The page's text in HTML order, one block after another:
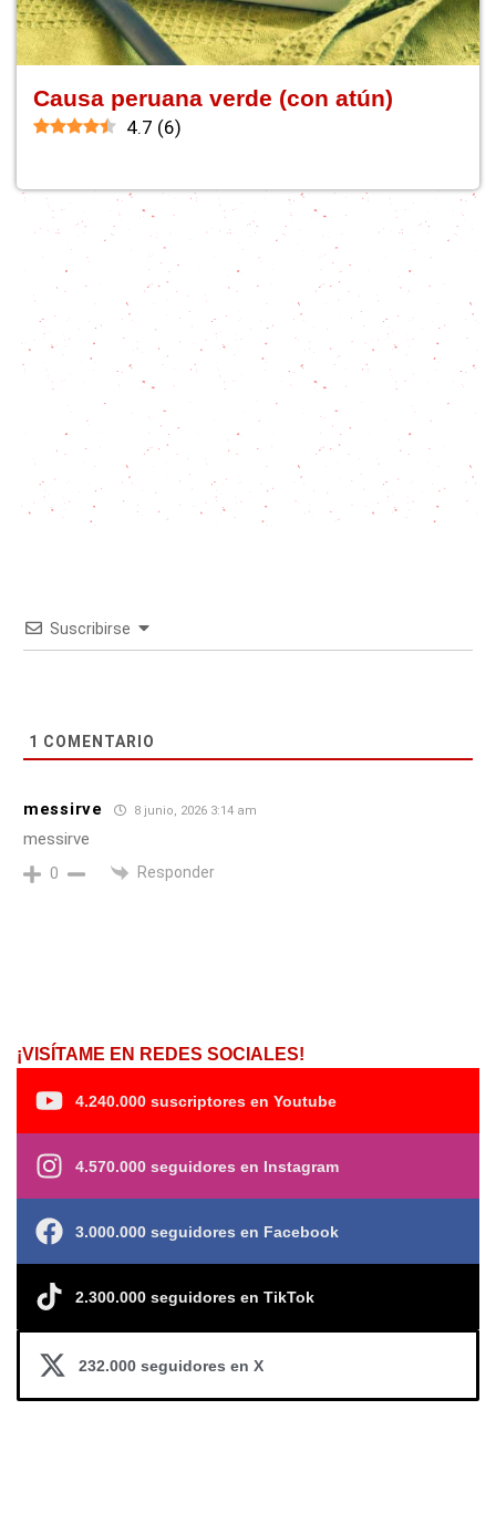
Causa peruana verde (con atún)
4.7 (6)
Suscribirse
1 COMENTARIO
messirve 8 junio, 2026 3:14 am
messirve
0 Responder
¡VISÍTAME EN REDES SOCIALES!
4.240.000 suscriptores en Youtube
4.570.000 seguidores en Instagram
3.000.000 seguidores en Facebook
2.300.000 seguidores en TikTok
232.000 seguidores en X